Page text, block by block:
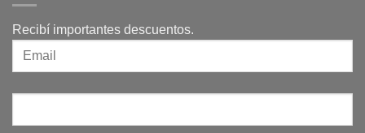
Recibí importantes descuentos.